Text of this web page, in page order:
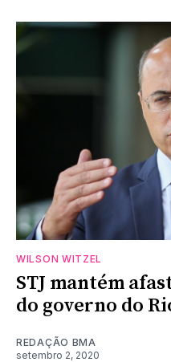
WILSON WITZEL
STJ mantém
do governo do
REDAÇÃO BMA
setembro 2, 2020